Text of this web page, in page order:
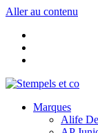
Aller au contenu
Marques
Alife